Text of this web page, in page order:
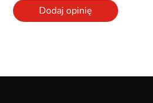
Dodaj opinię